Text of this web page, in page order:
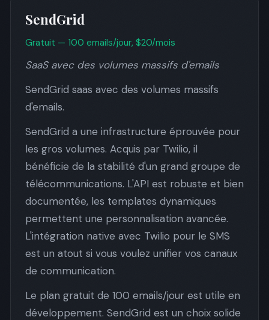
SendGrid
Gratuit — 100 emails/jour, $20/mois
SaaS avec des volumes massifs d'emails
SendGrid saas avec des volumes massifs
d'emails.
SendGrid a une infrastructure éprouvée pour
les gros volumes. Acquis par Twilio, il
bénéficie de la stabilité d'un grand groupe de
télécommunications. L'API est robuste et bien
documentée, les templates dynamiques
permettent une personnalisation avancée.
L'intégration native avec Twilio pour le SMS
est un atout si vous voulez unifier vos canaux
de communication.
Le plan gratuit de 100 emails/jour est utile en
développement. SendGrid est un choix solide